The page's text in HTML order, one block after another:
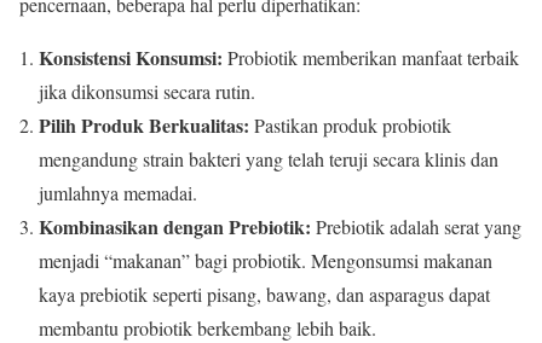
Konsistensi Konsumsi: Probiotik memberikan manfaat terbaik
jika dikonsumsi secara rutin.
Pilih Produk Berkualitas: Pastikan produk probiotik
mengandung strain bakteri yang telah teruji secara klinis dan
jumlahnya memadai.
Kombinasikan dengan Prebiotik: Prebiotik adalah serat yang
menjadi “makanan” bagi probiotik. Mengonsumsi makanan
kaya prebiotik seperti pisang, bawang, dan asparagus dapat
membantu probiotik berkembang lebih baik.